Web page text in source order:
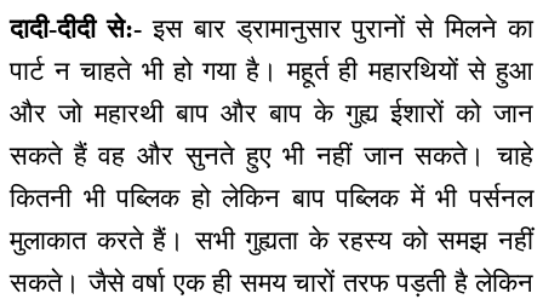
दादी-दीदी से:-इस बार ड्रामानुसार पुरानों से मिलने का
पार्ट न चाहते भी हो गया है। महूर्त ही महारथियों से हुआ
और जो महारथी बाप और बाप के गुह्य ईशारों को जान
सकते हैं वह और सुनते हुए भी नहीं जान सकते। चाहे
कितनी भी पब्लिक हो लेकिन बाप पब्लिक में भी पर्सनल
मुलाकात करते हैं। सभी गुह्यता के रहस्य को समझ नहीं
सकते। जैसे वर्षा एक ही समय चारों तरफ पड़ती है लेकिन